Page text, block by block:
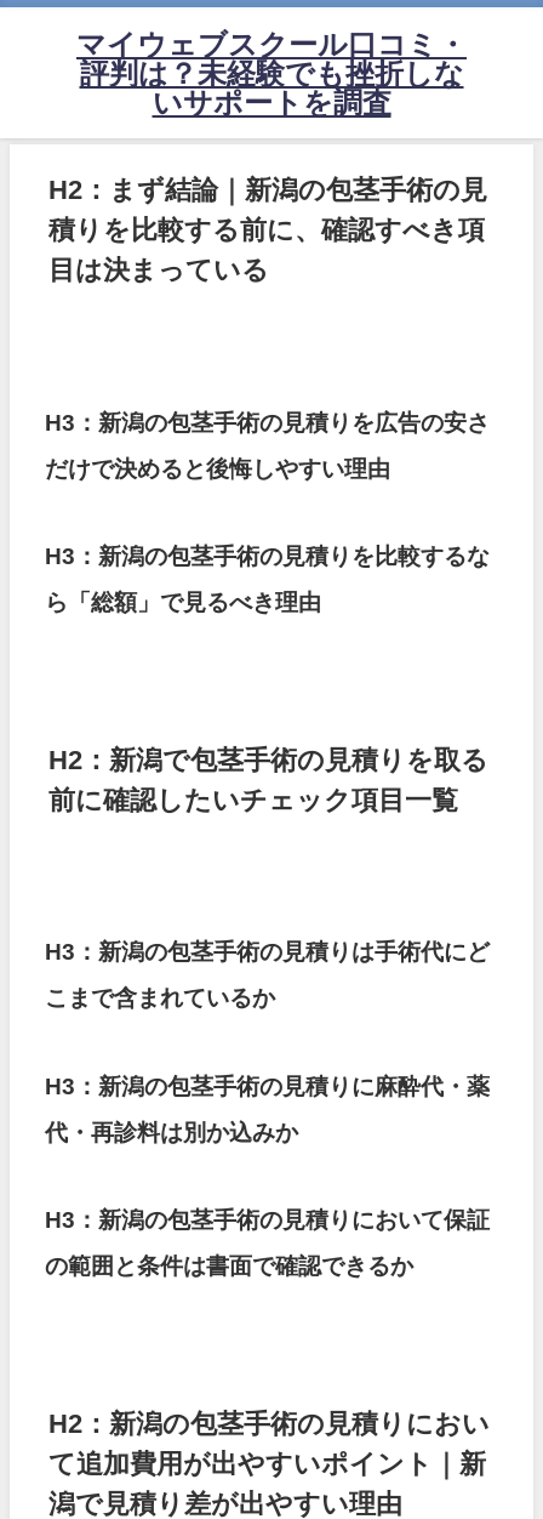
マイウェブスクール口コミ・
評判は？未経験でも挫折しな
いサポートを調査
H2：まず結論｜新潟の包茎手術の見
積りを比較する前に、確認すべき項
目は決まっている
H3：新潟の包茎手術の見積りを広告の安さ
だけで決めると後悔しやすい理由
H3：新潟の包茎手術の見積りを比較するな
ら「総額」で見るべき理由
H2：新潟で包茎手術の見積りを取る
前に確認したいチェック項目一覧
H3：新潟の包茎手術の見積りは手術代にど
こまで含まれているか
H3：新潟の包茎手術の見積りに麻酔代・薬
代・再診料は別か込みか
H3：新潟の包茎手術の見積りにおいて保証
の範囲と条件は書面で確認できるか
H2：新潟の包茎手術の見積りにおい
て追加費用が出やすいポイント｜新
潟で見積り差が出やすい理由